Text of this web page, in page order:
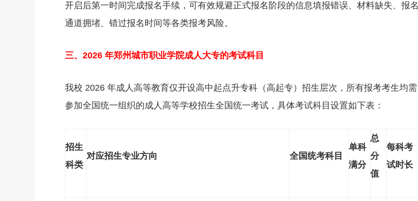
开启后第一时间完成报名手续，可有效规避正式报名阶段的信息填报错误、材料缺失、报名
通道拥堵、错过报名时间等各类报考风险。
三、2026 年郑州城市职业学院成人大专的考试科目
我校 2026 年成人高等教育仅开设高中起点升专科（高起专）招生层次，所有报考考生均需
参加全国统一组织的成人高等学校招生全国统一考试，具体考试科目设置如下表：
招生
科类
对应招生专业方向 全国统考科目
单科
满分
总
分
值
每科考
试时长